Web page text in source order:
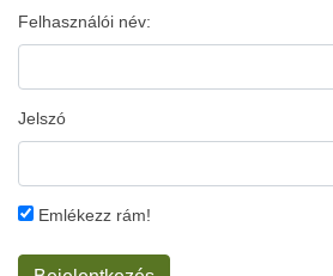
Felhasználói név:
Jelszó
Emlékezz rám!